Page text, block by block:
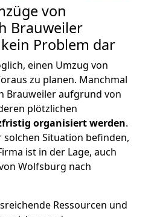
von
Brauweiler
Problem dar
einen Umzug von
zu planen. Manchmal
Brauweiler aufgrund von
plötzlichen
organisiert werden.
solchen Situation befinden,
ist in der Lage, auch
Wolfsburg nach
Ressourcen und